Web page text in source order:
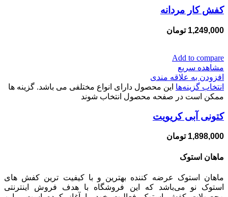
کفش کار مردانه
1,249,000 تومان
Add to compare
مشاهده سریع
افزودن به علاقه مندی
انتخاب گزینه‌ها این محصول دارای انواع مختلفی می باشد. گزینه ها
ممکن است در صفحه محصول انتخاب شوند
کتونی آبی کریویت
1,898,000 تومان
ماهان استوک
ماهان استوک عرضه کننده بهترین و با کیفیت ترین کفش های
استوک نو می‌باشد که این فروشگاه با هدف فروش اینترنتی